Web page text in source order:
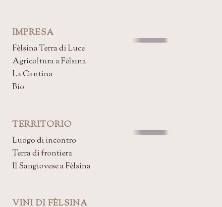
IMPRESA
Fèlsina Terra di Luce
Agricoltura a Fèlsina
La Cantina
Bio
TERRITORIO
Luogo di incontro
Terra di frontiera
Il Sangiovese a Fèlsina
VINI DI FÈLSINA